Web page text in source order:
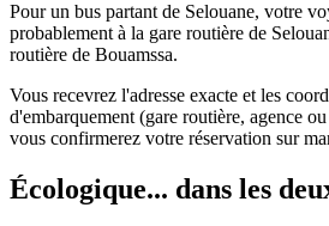
Pour un bus partant de Selouane, votre
probablement à la gare routière de
routière de Bouamssa.
Vous recevrez l'adresse exacte et les
d'embarquement (gare routière, agence
vous confirmerez votre réservation sur
Écologique... dans les